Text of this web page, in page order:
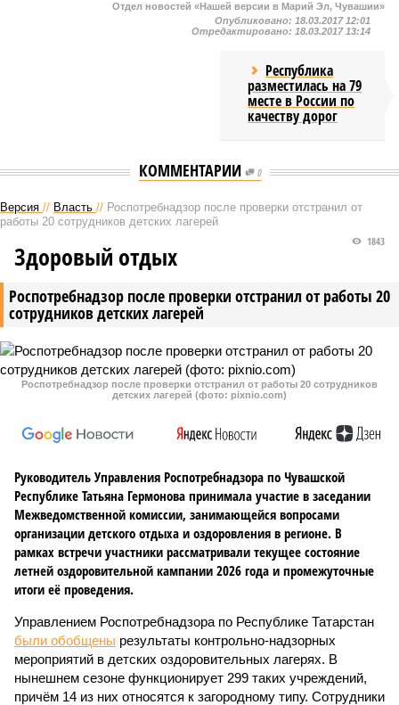
Отдел новостей «Нашей версии в Марий Эл, Чувашии»
Опубликовано: 18.03.2017 12:01
Отредактировано: 18.03.2017 13:14
Республика
разместилась на 79
месте в России по
качеству дорог
КОММЕНТАРИИ 0
Версия // Власть // Роспотребнадзор после проверки отстранил от
работы 20 сотрудников детских лагерей
Роспотребнадзор после проверки отстранил от работы 20
сотрудников детских лагерей
1843
Здоровый отдых
Роспотребнадзор после проверки отстранил от работы 20 сотрудников
детских лагерей (фото: pixnio.com)
Руководитель Управления Роспотребнадзора по Чувашской
Республике Татьяна Гермонова принимала участие в заседании
Межведомственной комиссии, занимающейся вопросами
организации детского отдыха и оздоровления в регионе. В
рамках встречи участники рассматривали текущее состояние
летней оздоровительной кампании 2026 года и промежуточные
итоги её проведения.
Управлением Роспотребнадзора по Республике Татарстан
были обобщены результаты контрольно-надзорных
мероприятий в детских оздоровительных лагерях. В
нынешнем сезоне функционирует 299 таких учреждений,
причём 14 из них относятся к загородному типу. Сотрудники